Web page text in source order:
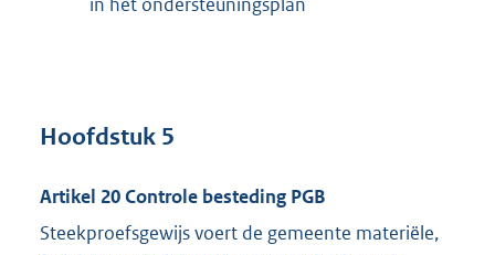
in het ondersteuningsplan
Hoofdstuk 5
Artikel 20 Controle besteding PGB
Steekproefsgewijs voert de gemeente materiële,